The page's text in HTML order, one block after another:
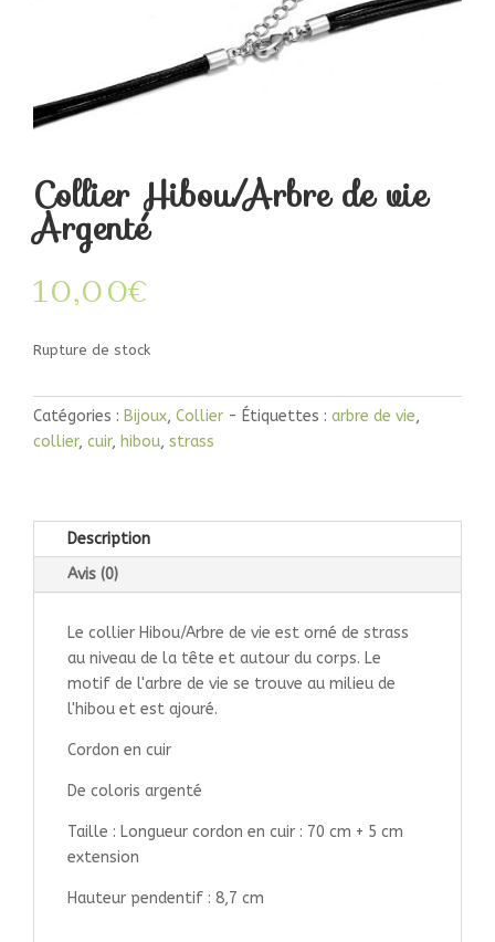
Collier Hibou/Arbre de vie
Argenté
10,00€
Rupture de stock
Catégories : Bijoux, Collier Étiquettes : arbre de vie,
collier, cuir, hibou, strass
Description
Avis (0)
Le collier Hibou/Arbre de vie est orné de strass
au niveau de la tête et autour du corps. Le
motif de l'arbre de vie se trouve au milieu de
l'hibou et est ajouré.
Cordon en cuir
De coloris argenté
Taille : Longueur cordon en cuir : 70 cm + 5 cm
extension
Hauteur pendentif : 8,7 cm